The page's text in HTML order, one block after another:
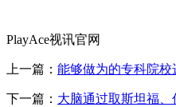
PlayAce视讯官网
上一篇： 能够做为的专科院
下一篇： 大脑通过取斯坦福